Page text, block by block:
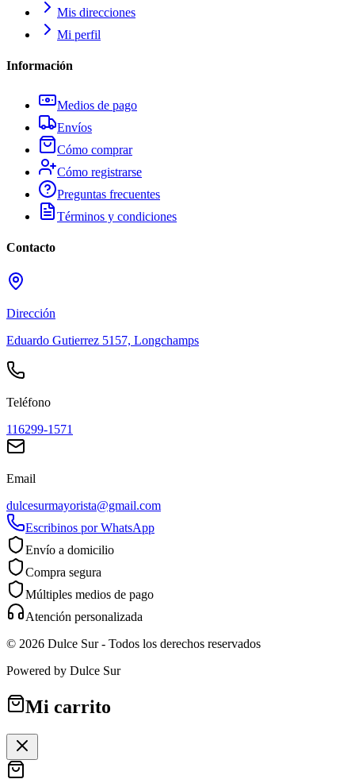
Mis direcciones
Mi perfil
Información
Medios de pago
Envíos
Cómo comprar
Cómo registrarse
Preguntas frecuentes
Términos y condiciones
Contacto
Dirección
Eduardo Gutierrez 5157, Longchamps
Teléfono
116299-1571
Email
dulcesurmayorista@gmail.com
Escribinos por WhatsApp
Envío a domicilio
Compra segura
Múltiples medios de pago
Atención personalizada
© 2026 Dulce Sur- Todos los derechos reservados
Powered by Dulce Sur
Mi carrito